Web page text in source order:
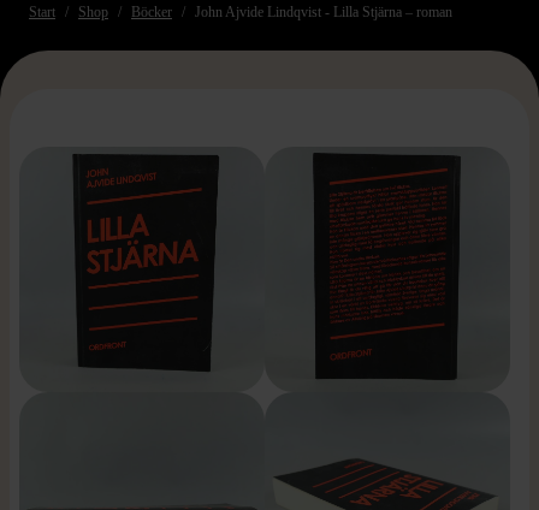
Start Shop Böcker John Ajvide Lindqvist - Lilla Stjärna – roman
>